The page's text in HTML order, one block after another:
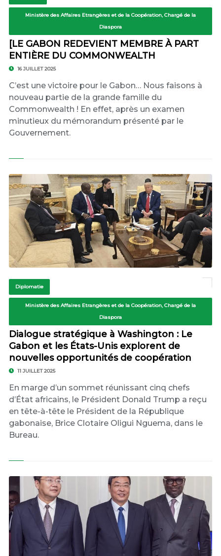
Ministère des Affaires Etrangères et de la Coopération, Chargé de la
Diaspora
[LE GABON REDEVIENT MEMBRE À PART
ENTIÈRE DU COMMONWEALTH
16 JUILLET 2025
C’est une victoire pour le Gabon… Nous faisons à
nouveau partie de la grande famille du
Commonwealth ! En effet, après un examen
minutieux du mémorandum présenté par le
Gouvernement.
Diplomatie
Ministère des Affaires Etrangères et de la Coopération, Chargé de la
Diaspora
Dialogue stratégique à Washington : Le
Gabon et les États-Unis explorent de
nouvelles opportunités de coopération
11 JUILLET 2025
En marge d’un sommet réunissant cinq chefs
d’État africains, le Président Donald Trump a reçu
en tête-à-tête le Président de la République
gabonaise, Brice Clotaire Oligui Nguema, dans le
Bureau.